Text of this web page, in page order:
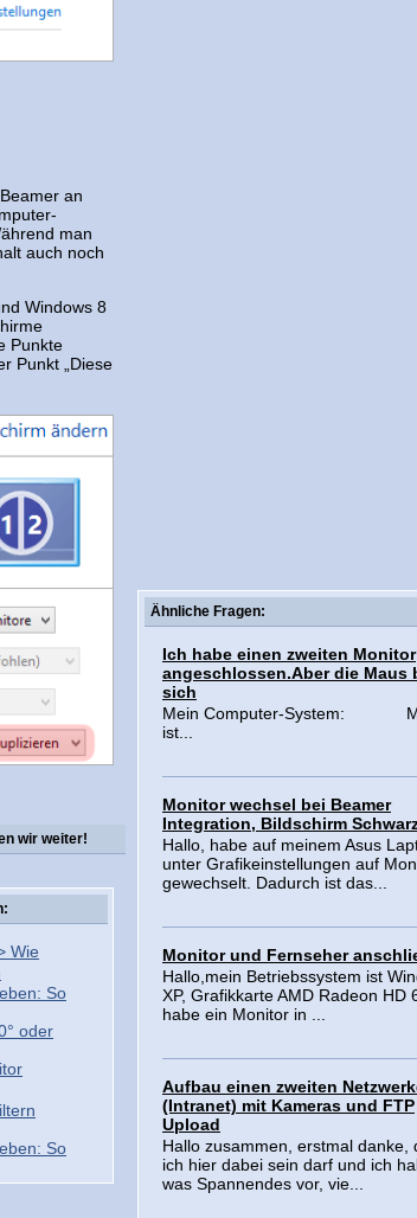
an
man
auch noch
Windows 8
Punkte
Punkt „Diese
wir weiter!
Wie
So
oder
So
Ähnliche Fragen:
Ich habe einen zweiten Monitor
angeschlossen.Aber die Maus
sich
Mein Computer-System:
ist...
Monitor wechsel bei Beamer
Integration, Bildschirm
Hallo, habe auf meinem Asus
unter Grafikeinstellungen auf
gewechselt. Dadurch ist das...
Monitor und Fernseher
Hallo,mein Betriebssystem ist
XP, Grafikkarte AMD Radeon HD
habe ein Monitor in ...
Aufbau einen zweiten
(Intranet) mit Kameras und FTP
Upload
Hallo zusammen, erstmal danke,
ich hier dabei sein darf und ich
was Spannendes vor, vie...